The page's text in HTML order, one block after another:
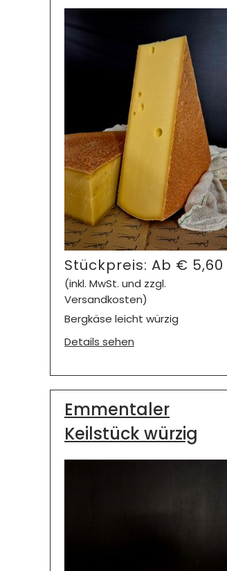
Stückpreis: Ab € 5,60
(inkl. MwSt. und zzgl.
Versandkosten)
Bergkäse leicht würzig
Details sehen
Emmentaler
Keilstück würzig